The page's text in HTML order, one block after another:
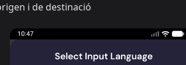
i de destinació